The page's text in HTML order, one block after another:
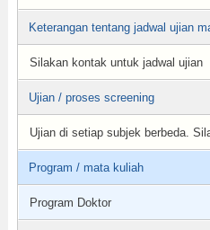
Keterangan tentang jadwal ujian
Silakan kontak untuk jadwal ujian
Ujian / proses screening
Ujian di setiap subjek berbeda.
Program / mata kuliah
Program Doktor